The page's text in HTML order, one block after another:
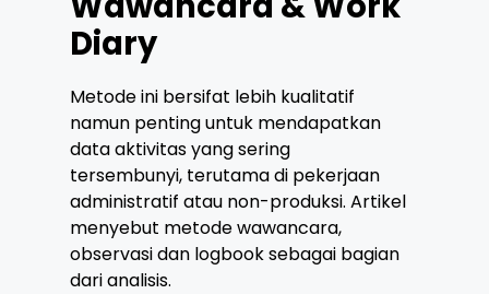
Diary
Metode ini bersifat lebih kualitatif
namun penting untuk mendapatkan
data aktivitas yang sering
tersembunyi, terutama di pekerjaan
administratif atau non-produksi. Artikel
menyebut metode wawancara,
observasi dan logbook sebagai bagian
dari analisis.